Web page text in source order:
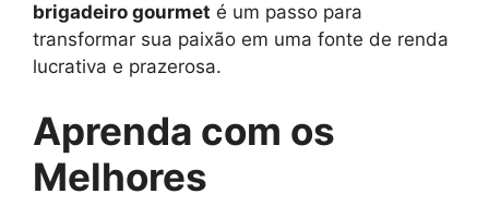
brigadeiro gourmet é um passo para
transformar sua paixão em uma fonte de renda
lucrativa e prazerosa.
Aprenda com os
Melhores